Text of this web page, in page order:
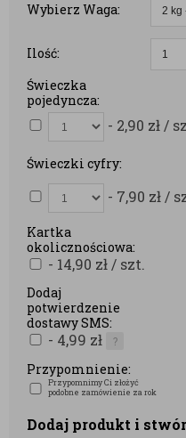
Wybierz Waga:
Ilość:
Świeczka
pojedyncza:
- 2,90 zł /
Świeczki cyfry:
- 7,90 zł /
Kartka
okolicznościowa:
- 14,90 zł / szt.
Dodaj
potwierdzenie
dostawy SMS:
- 4,99 zł ?
Przypomnienie:
Przypomnimy Ci złożyć
podobne zamówienie za rok
Dodaj produkt i